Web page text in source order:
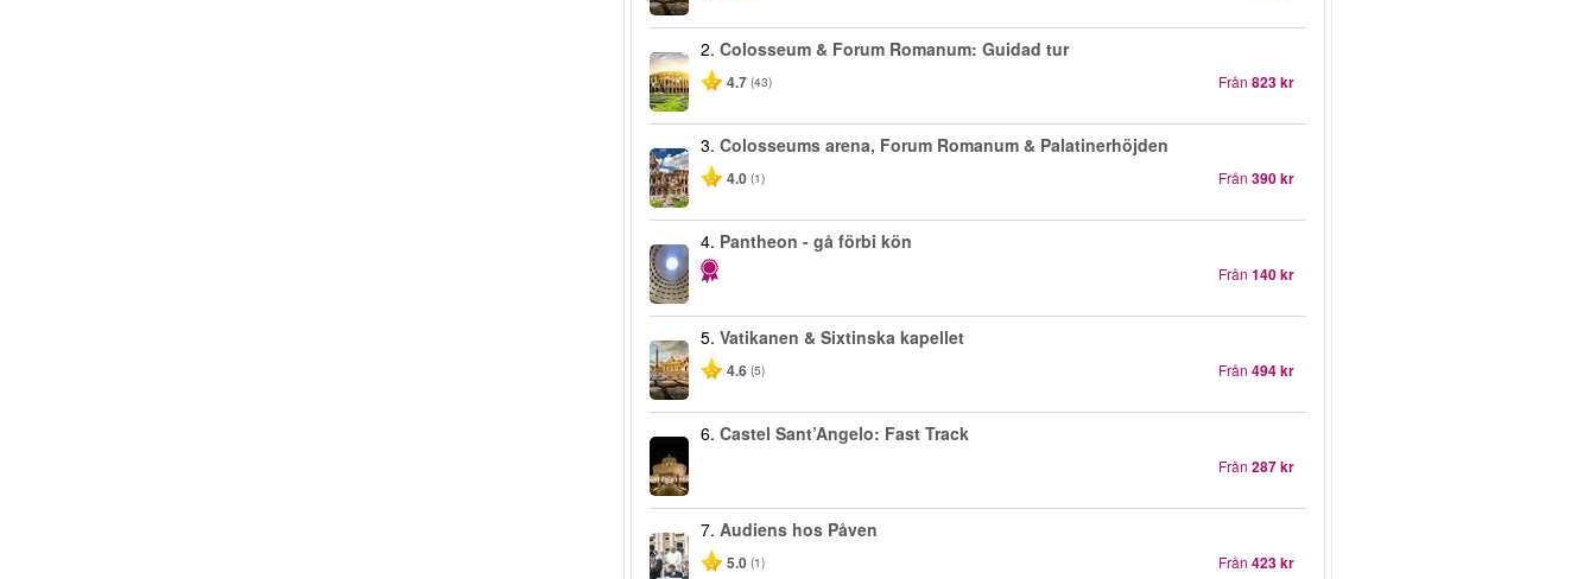
2.Colosseum & Forum Romanum: Guidad tur
4.7 (43) Från 823 kr
3.Colosseums arena, Forum Romanum & Palatinerhöjden
4.0 (1) Från 390 kr
4. Pantheon - gå förbi kön
Från 140 kr
5.Vatikanen & Sixtinska kapellet
4.6 (5) Från 494 kr
6.Castel Sant’Angelo: Fast Track
Från 287 kr
7.Audiens hos Påven
5.0 (1) Från 423 kr